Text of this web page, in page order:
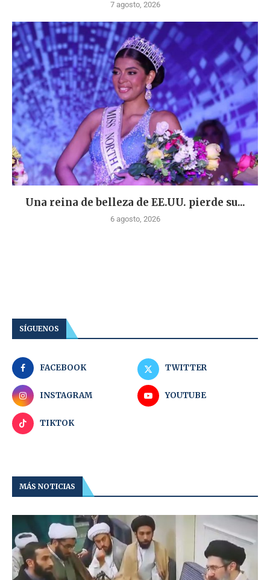
7 agosto, 2026
Una reina de belleza de EE.UU. pierde su...
6 agosto, 2026
SÍGUENOS
FACEBOOK TWITTER
INSTAGRAM YOUTUBE
TIKTOK
MÁS NOTICIAS